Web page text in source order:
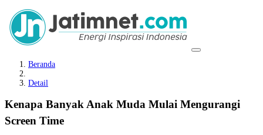
Beranda
Detail
Kenapa Banyak Anak Muda Mulai Mengurangi
Screen Time